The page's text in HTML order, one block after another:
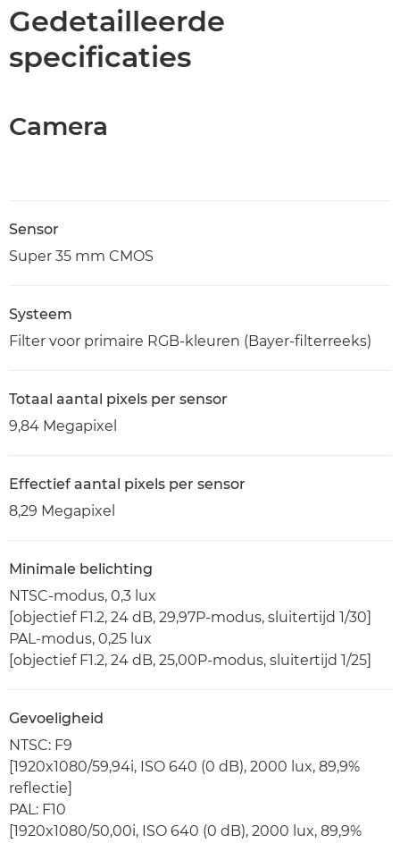
Gedetailleerde
specificaties
Camera
Sensor
Super 35 mm CMOS
Systeem
Filter voor primaire RGB-kleuren (Bayer-filterreeks)
Totaal aantal pixels per sensor
9,84 Megapixel
Effectief aantal pixels per sensor
8,29 Megapixel
Minimale belichting
NTSC-modus, 0,3 lux
[objectief F1.2, 24 dB, 29,97P-modus, sluitertijd 1/30]
PAL-modus, 0,25 lux
[objectief F1.2, 24 dB, 25,00P-modus, sluitertijd 1/25]
Gevoeligheid
NTSC: F9
[1920x1080/59,94i, ISO 640 (0 dB), 2000 lux, 89,9%
reflectie]
PAL: F10
[1920x1080/50,00i, ISO 640 (0 dB), 2000 lux, 89,9%